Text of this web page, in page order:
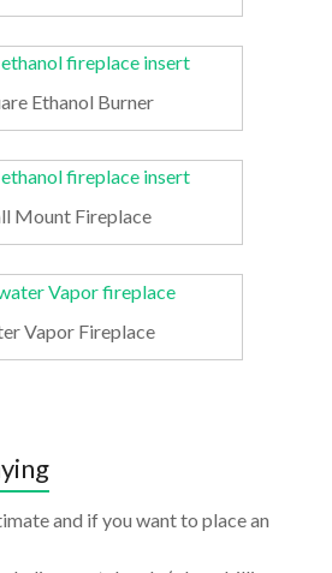
Ethanol Burner
Mount Fireplace
Vapor Fireplace
and if you want to place an